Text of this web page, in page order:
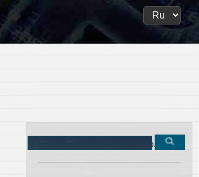
Search
on
the
62,900.81